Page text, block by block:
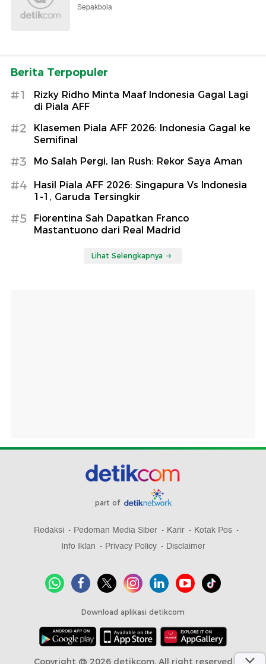
Sepakbola
Berita Terpopuler
#1
Rizky Ridho Minta Maaf Indonesia Gagal Lagi
di Piala AFF
#2
Klasemen Piala AFF 2026: Indonesia Gagal ke
Semifinal
#3 Mo Salah Pergi, Ian Rush: Rekor Saya Aman
#4
Hasil Piala AFF 2026: Singapura Vs Indonesia
1-1, Garuda Tersingkir
#5
Fiorentina Sah Dapatkan Franco
Mastantuono dari Real Madrid
Lihat Selengkapnya
part of
Redaksi Pedoman Media Siber Karir
Kotak Pos
Info Iklan
Privacy Policy Disclaimer
Download aplikasi detikcom
Copyright @ 2026 detikcom, All right reserved